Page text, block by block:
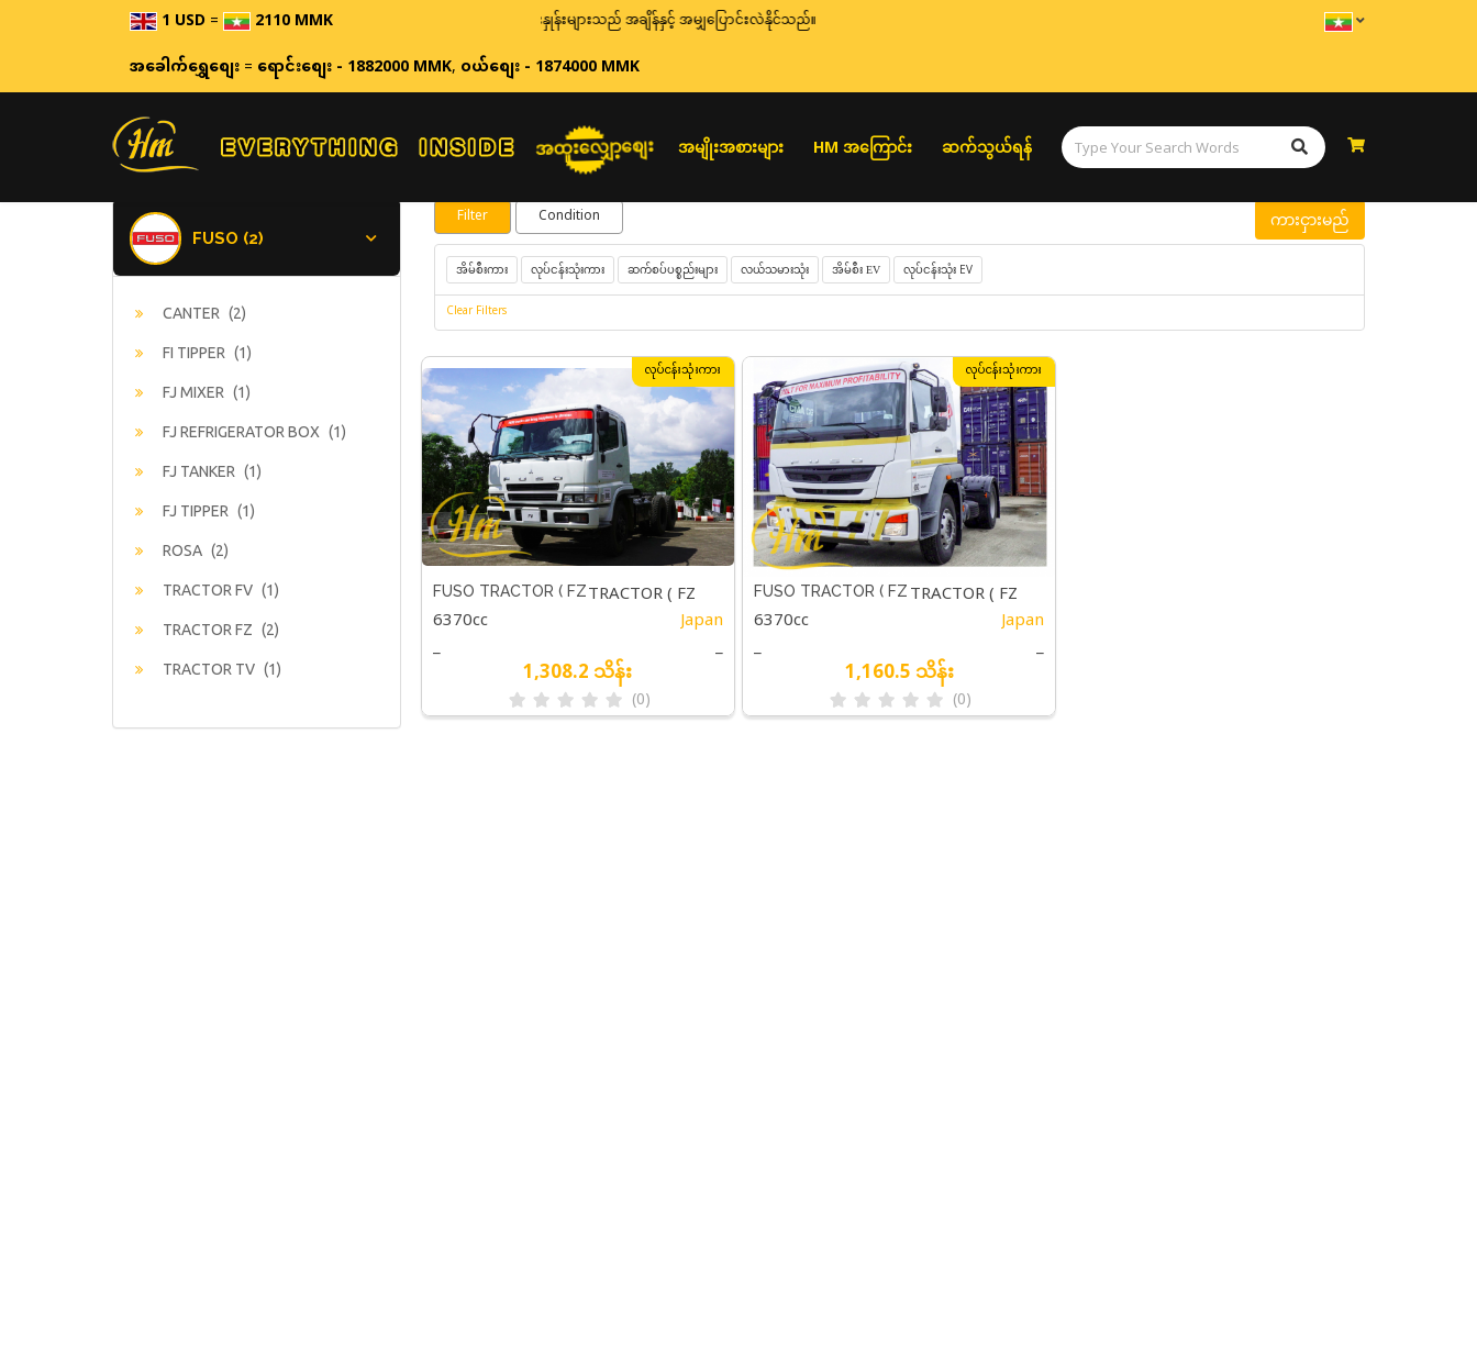
1 USD= 2110 MMK ဈေးနှုန်းများသည် အချိန်နှင့် အမျှပြောင်းလဲနိုင်သည်။
အခေါက်ရွှေစျေး=ရောင်းစျေး - 1882000 MMK,ဝယ်စျေး - 1874000 MMK
အထူးလျှော့စျေး အမျိုးအစားများ HM အကြောင်း ဆက်သွယ်ရန်
FUSO (2)
CANTER (2)
FI TIPPER (1)
FJ MIXER (1)
FJ REFRIGERATOR BOX (1)
FJ TANKER (1)
FJ TIPPER (1)
ROSA (2)
TRACTOR FV (1)
TRACTOR FZ (2)
TRACTOR TV (1)
Filter Condition ကားငှားမည်
အိမ်စီးကား လုပ်ငန်းသုံးကား ဆက်စပ်ပစ္စည်းများ လယ်သမားသုံး အိမ်စီး EV လုပ်ငန်းသုံး EV
Clear Filters
လုပ်ငန်းသုံးကား
FUSO TRACTOR ( FZ
4928 6X4 HEAD)
TRACTOR ( FZ
4928 6X4 HEAD)
6370cc Japan
_ _
1,308.2 သိန်း
(0)
လုပ်ငန်းသုံးကား
FUSO TRACTOR ( FZ
4028 4X2 HEAD)
TRACTOR ( FZ
4028 4X2 HEAD)
6370cc Japan
_ _
1,160.5 သိန်း
(0)